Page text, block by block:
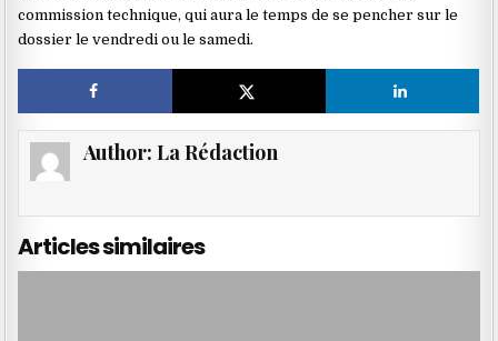
commission technique, qui aura le temps de se pencher sur le
dossier le vendredi ou le samedi.
Author: La Rédaction
Articles similaires